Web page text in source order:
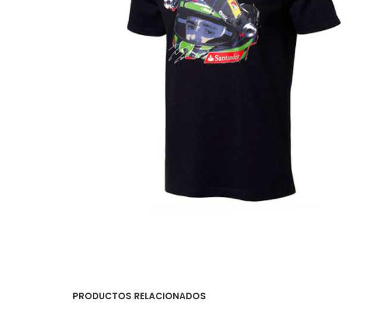
PRODUCTOS RELACIONADOS